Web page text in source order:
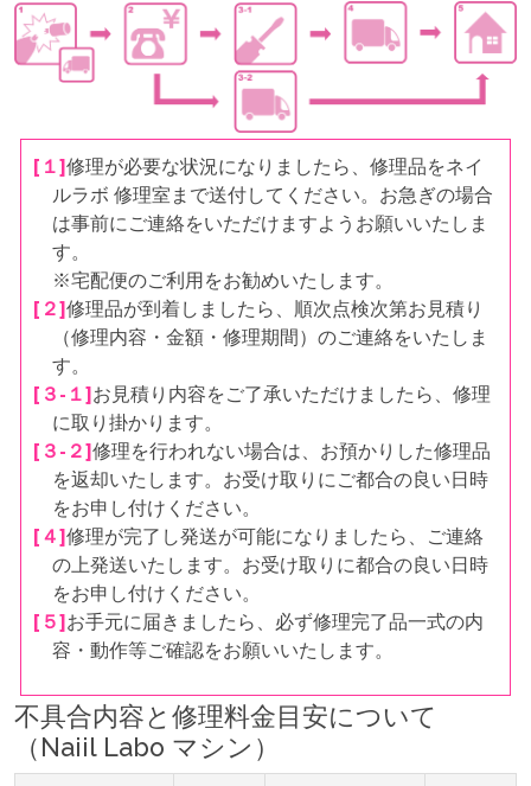
[１]修理が必要な状況になりましたら、修理品をネイ
ルラボ 修理室まで送付してください。お急ぎの場合
は事前にご連絡をいただけますようお願いいたしま
す。
※宅配便のご利用をお勧めいたします。
[２]修理品が到着しましたら、順次点検次第お見積り
（修理内容・金額・修理期間）のご連絡をいたしま
す。
[３-１]お見積り内容をご了承いただけましたら、修理
に取り掛かります。
[３-２]修理を行われない場合は、お預かりした修理品
を返却いたします。お受け取りにご都合の良い日時
をお申し付けください。
[４]修理が完了し発送が可能になりましたら、ご連絡
の上発送いたします。お受け取りに都合の良い日時
をお申し付けください。
[５]お手元に届きましたら、必ず修理完了品一式の内
容・動作等ご確認をお願いいたします。
不具合内容と修理料金目安について
（Naiil Labo マシン）